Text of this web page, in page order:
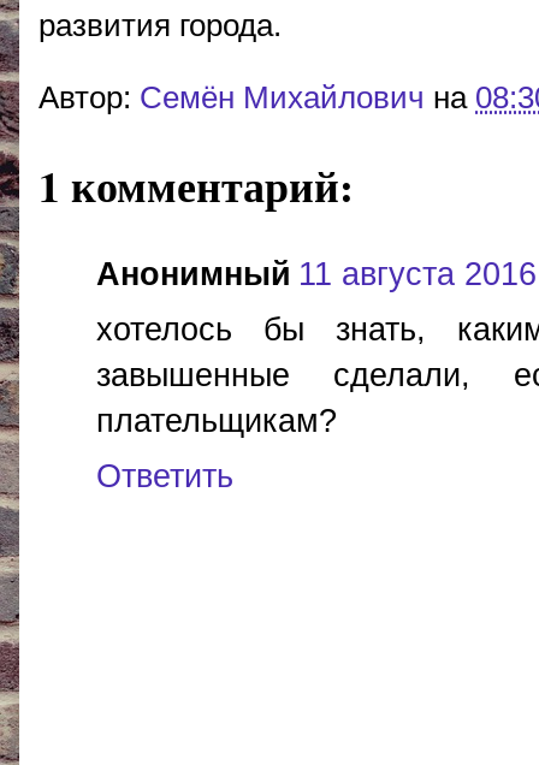
развития города.
Автор: Cемён Михайлович на
1 комментарий:
Анонимный 11 августа
хотелось бы знать,
завышенные сделали,
плательщикам?
Ответить